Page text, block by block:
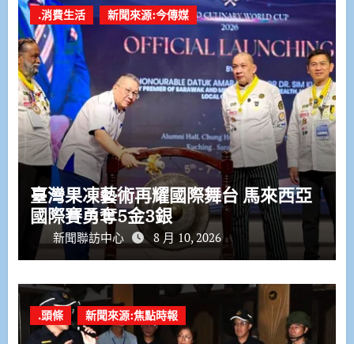
.消費生活 新聞來源:今傳媒
臺灣果凍藝術再耀國際舞台 馬來西亞
國際賽勇奪5金3銀
新聞聯訪中心 8 月 10, 2026
.頭條 新聞來源:焦點時報